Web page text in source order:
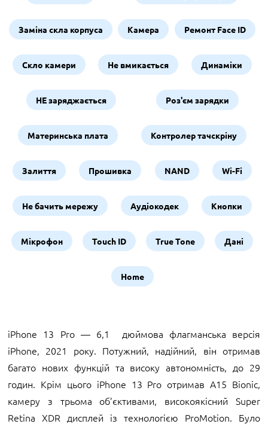
Заміна скла корпуса Камера Ремонт Face ID
Скло камери Не вмикається Динаміки
НЕ заряджається Роз'єм зарядки
Материнська плата Контролер тачскріну
Залиття Прошивка NAND Wi-Fi
Не бачить мережу Аудіокодек Кнопки
Мікрофон Touch ID True Tone Дані
Home
iPhone 13 Pro — 6,1 дюймова флагманська версія
iPhone, 2021 року. Потужний, надійний, він отримав
багато нових функцій та високу автономність, до 29
годин. Крім цього iPhone 13 Pro отримав A15 Bionic,
камеру з трьома об’єктивами, високоякісний Super
Retina XDR дисплей із технологією ProMotion. Було